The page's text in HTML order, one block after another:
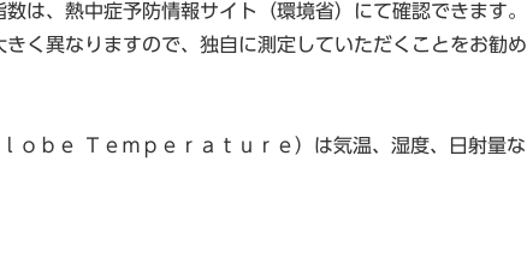
は、熱中症予防情報サイト（環境省）にて確認できます。
く異なりますので、独自に測定していただくことをお勧め
ｏｂｅ Ｔｅｍｐｅｒａｔｕｒｅ）は気温、湿度、日射量な